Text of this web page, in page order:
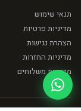
תנאי שימוש
מדיניות פרטיות
הצהרת נגישות
מדיניות החזרות
מדיניות משלוחים